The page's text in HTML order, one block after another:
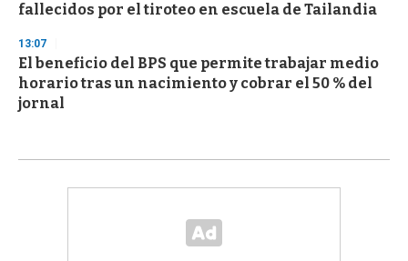
fallecidos por el tiroteo en escuela de Tailandia
13:07
El beneficio del BPS que permite trabajar medio
horario tras un nacimiento y cobrar el 50 % del
jornal